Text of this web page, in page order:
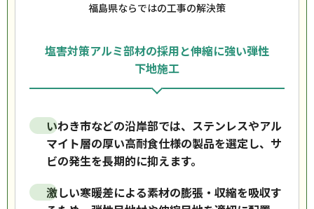
福島県ならではの工事の解決策
塩害対策アルミ部材の採用と伸縮に強い弾性
下地施工
いわき市などの沿岸部では、ステンレスやアル
マイト層の厚い高耐食仕様の製品を選定し、サ
ビの発生を長期的に抑えます。
激しい寒暖差による素材の膨張・収縮を吸収す